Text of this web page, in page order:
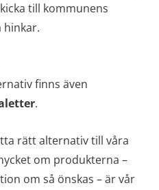
till kommunens
hinkar.
finns även
.
rätt alternativ till våra
om produkterna –
om så önskas – är vår